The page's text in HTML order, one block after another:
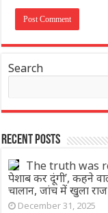
Search
Recent Posts
The truth was
पेशाब कर दूंगी’, कहने
चालान, जांच में खुला
December 31, 2025